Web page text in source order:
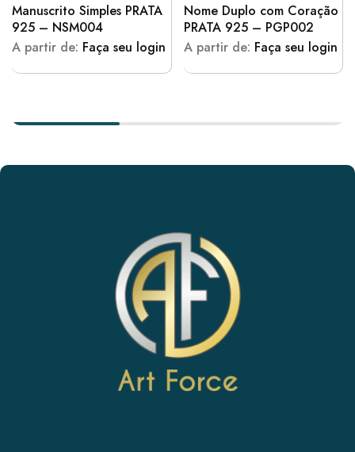
Manuscrito Simples PRATA
925 – NSM004
A partir de: Faça seu login
Nome Duplo com Coração
PRATA 925 – PGP002
A partir de: Faça seu login